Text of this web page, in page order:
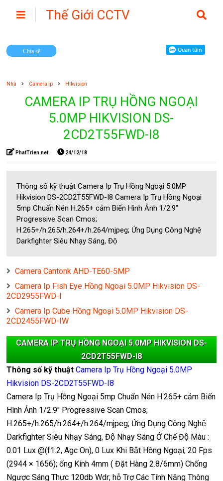
Thế Giới CCTV
Chia sẽ
Nhà Camera ip HIkvision
CAMERA IP TRỤ HỒNG NGOẠI
5.0MP HIKVISION DS-
2CD2T55FWD-I8
PhatTrien.net 24/12/18
Thông số kỹ thuật Camera Ip Trụ Hồng Ngoại 5.0MP
Hikvision DS-2CD2T55FWD-I8 Camera Ip Trụ Hồng Ngoại
5mp Chuẩn Nén H.265+ cảm Biến Hình Ảnh 1/2.9"
Progressive Scan Cmos;
H.265+/h.265/h.264+/h.264/mjpeg; Ứng Dụng Công Nghệ
Darkfighter Siêu Nhạy Sáng, Độ
Camera Cantonk AHD-TE60-5MP
Camera Ip Fish Eye Hồng Ngoại 5.0MP Hikvision DS-
2CD2955FWD-I
Camera Ip Cube Hồng Ngoại 5.0MP Hikvision DS-
2CD2455FWD-IW
CAMERA IP TRỤ HỒNG NGOẠI 5.0MP HIKVISION DS-
2CD2T55FWD-I8
Thông số kỹ thuậtCamera Ip Trụ Hồng Ngoại 5.0MP
Hikvision DS-2CD2T55FWD-I8
Camera Ip Trụ Hồng Ngoại 5mp Chuẩn Nén H.265+ cảm Biến
Hình Ảnh 1/2.9" Progressive Scan Cmos;
H.265+/h.265/h.264+/h.264/mjpeg; Ứng Dụng Công Nghệ
Darkfighter Siêu Nhạy Sáng, Độ Nhạy Sáng Ở Chế Độ Màu :
0.01 Lux @(f1.2, Agc On), 0 Lux Khi Bật Hồng Ngoại; 20 Fps
(2944 × 1656); ống Kính 4mm ( Đặt Hàng 2.8/6mm) Chống
Ngược Sáng Thực 120db Wdr; hỗ Trợ Các Tính Năng Thông